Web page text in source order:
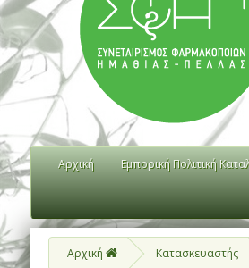
Αρχική Εμπορική Πολιτική
Αρχική Κατασκευαστής